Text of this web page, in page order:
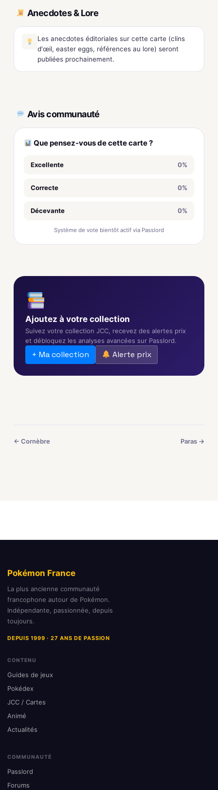
Anecdotes & Lore
Les anecdotes éditoriales sur cette carte (clins
d'œil, easter eggs, références au lore) seront
publiées prochainement.
Avis communauté
Que pensez-vous de cette carte ?
Excellente 0%
Correcte 0%
Décevante 0%
Système de vote bientôt actif via Passlord
Ajoutez à votre collection
Suivez votre collection JCC, recevez des alertes prix
et débloquez les analyses avancées sur Passlord.
+ Ma collection Alerte prix
← Cornèbre Paras →
Pokémon France
La plus ancienne communauté
francophone autour de Pokémon.
Indépendante, passionnée, depuis
toujours.
DEPUIS 1999 · 27 ANS DE PASSION
CONTENU
Guides de jeux
Pokédex
JCC / Cartes
Animé
Actualités
COMMUNAUTÉ
Passlord
Forums